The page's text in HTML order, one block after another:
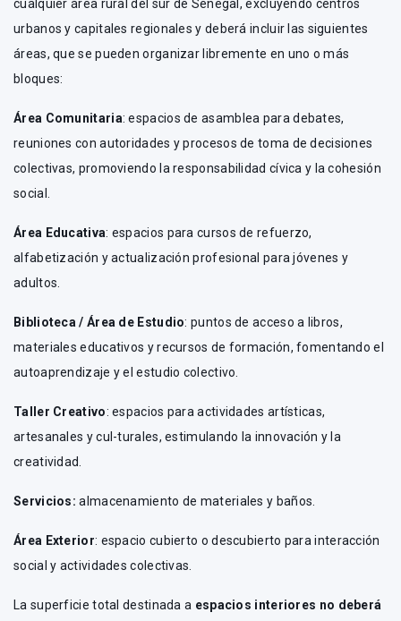
cualquier área rural del sur de Senegal, excluyendo centros
urbanos y capitales regionales y deberá incluir las siguientes
áreas, que se pueden organizar libremente en uno o más
bloques:
Área Comunitaria: espacios de asamblea para debates,
reuniones con autoridades y procesos de toma de decisiones
colectivas, promoviendo la responsabilidad cívica y la cohesión
social.
Área Educativa: espacios para cursos de refuerzo,
alfabetización y actualización profesional para jóvenes y
adultos.
Biblioteca / Área de Estudio: puntos de acceso a libros,
materiales educativos y recursos de formación, fomentando el
autoaprendizaje y el estudio colectivo.
Taller Creativo: espacios para actividades artísticas,
artesanales y cul-turales, estimulando la innovación y la
creatividad.
Servicios: almacenamiento de materiales y baños.
Área Exterior: espacio cubierto o descubierto para interacción
social y actividades colectivas.
La superficie total destinada a espacios interiores no deberá